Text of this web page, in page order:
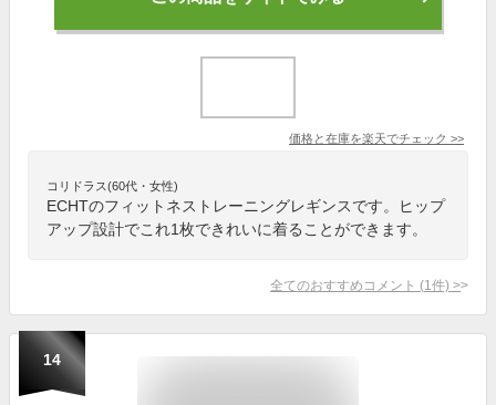
価格と在庫を楽天でチェック >>
コリドラス(60代・女性)
ECHTのフィットネストレーニングレギンスです。ヒップ
アップ設計でこれ1枚できれいに着ることができます。
全てのおすすめコメント (1 件) >
14